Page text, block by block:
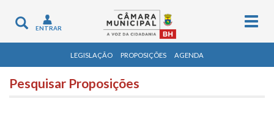
Toggle
navigation
ENTRAR
LEGISLAÇÃO PROPOSIÇÕES AGENDA
Pesquisar Proposições